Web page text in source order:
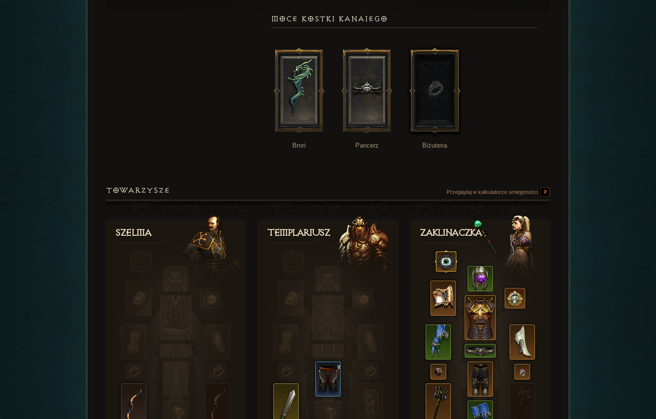
MOCE KOSTKI KANAIEGO
Broń Pancerz Biżuteria
TOWARZYSZE Przeglądaj w kalkulatorze umiejętności
Szelma Templariusz Zaklinaczka